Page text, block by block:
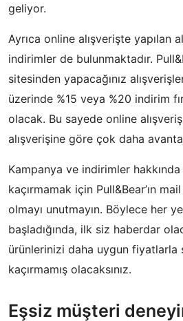
geliyor.
Ayrıca online alışverişte yapılan
indirimler de bulunmaktadır.
sitesinden yapacağınız
üzerinde %15 veya %20 indirim
olacak. Bu sayede online
alışverişine göre çok daha
Kampanya ve indirimler
kaçırmamak için Pull&Bear’ın
olmayı unutmayın. Böylece her
başladığında, ilk siz haberdar
ürünlerinizi daha uygun fiyatlarla
kaçırmamış olacaksınız.
Eşsiz müşteri